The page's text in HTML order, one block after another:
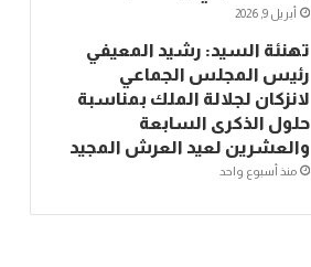
أبريل 9, 2026
تهنئة السيد: رشيد المعيفي
رئيس المجلس الجماعي
لانزكان لجلالة الملك بمناسبة
حلول الذكرى السابعة
والعشرين لعيد العرش المجيد
منذ أسبوع واحد